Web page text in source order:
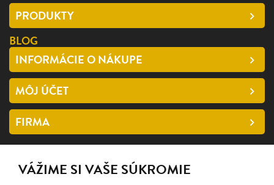
PRODUKTY
BLOG
INFORMÁCIE O NÁKUPE
MÔJ ÚČET
FIRMA
SLEDUJTE NÁS
facebook
VÁŽIME SI VAŠE SÚKROMIE